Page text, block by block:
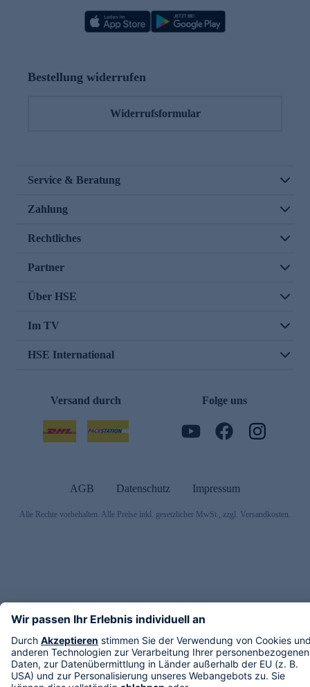
Bestellung widerrufen
Widerrufsformular
Service & Beratung
Zahlung
Rechtliches
Partner
Über HSE
Im TV
HSE International
Versand durch Folge uns
AGB Datenschutz Impressum
Alle Rechte vorbehalten. Alle Preise inkl. gesetzlicher MwSt., zzgl. Versandkosten.